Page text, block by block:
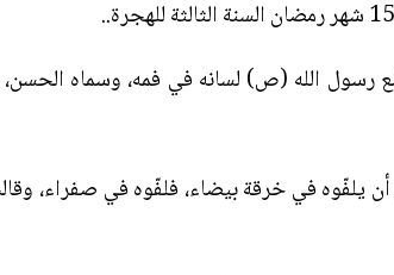
رسول الله (ص) لسانه في فمه، وسماه
يلفّوه في خرقة بيضاء، فلفّوه في صفراء،